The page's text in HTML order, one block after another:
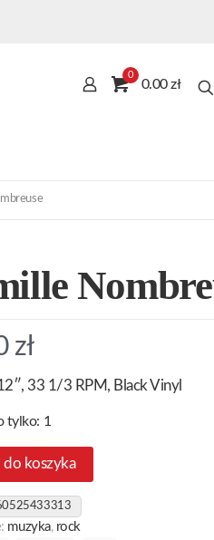
0
0.00 zł
zł
33 1/3 RPM, Black Vinyl
tylko: 1
do koszyka
muzyka, rock